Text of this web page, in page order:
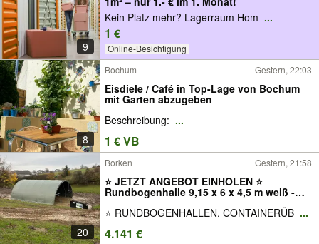
9
Kein Platz mehr? Lagerraum Hom ...
1 €
Online-Besichtigung
8
Bochum Gestern, 22:03
Eisdiele / Café in Top-Lage von Bochum
mit Garten abzugeben
Beschreibung: ...
1 € VB
20
Borken Gestern, 21:58
⭐️ JETZT ANGEBOT EINHOLEN ⭐️
Rundbogenhalle 9,15 x 6 x 4,5 m weiß -
Rundbogenhalle als Schüttguthalle
kaufen – robuste textile Halle für
⭐ RUNDBOGENHALLEN, CONTAINERÜB ...
4.141 €